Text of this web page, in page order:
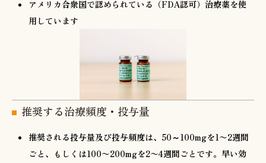
アメリカ合衆国で認められている（FDA認可）治療薬を使
用しています
推奨する治療頻度・投与量
推奨される投与量及び投与頻度は、50～100mgを1〜2週間
ごと、もしくは100〜200mgを2〜4週間ごとです。早い効